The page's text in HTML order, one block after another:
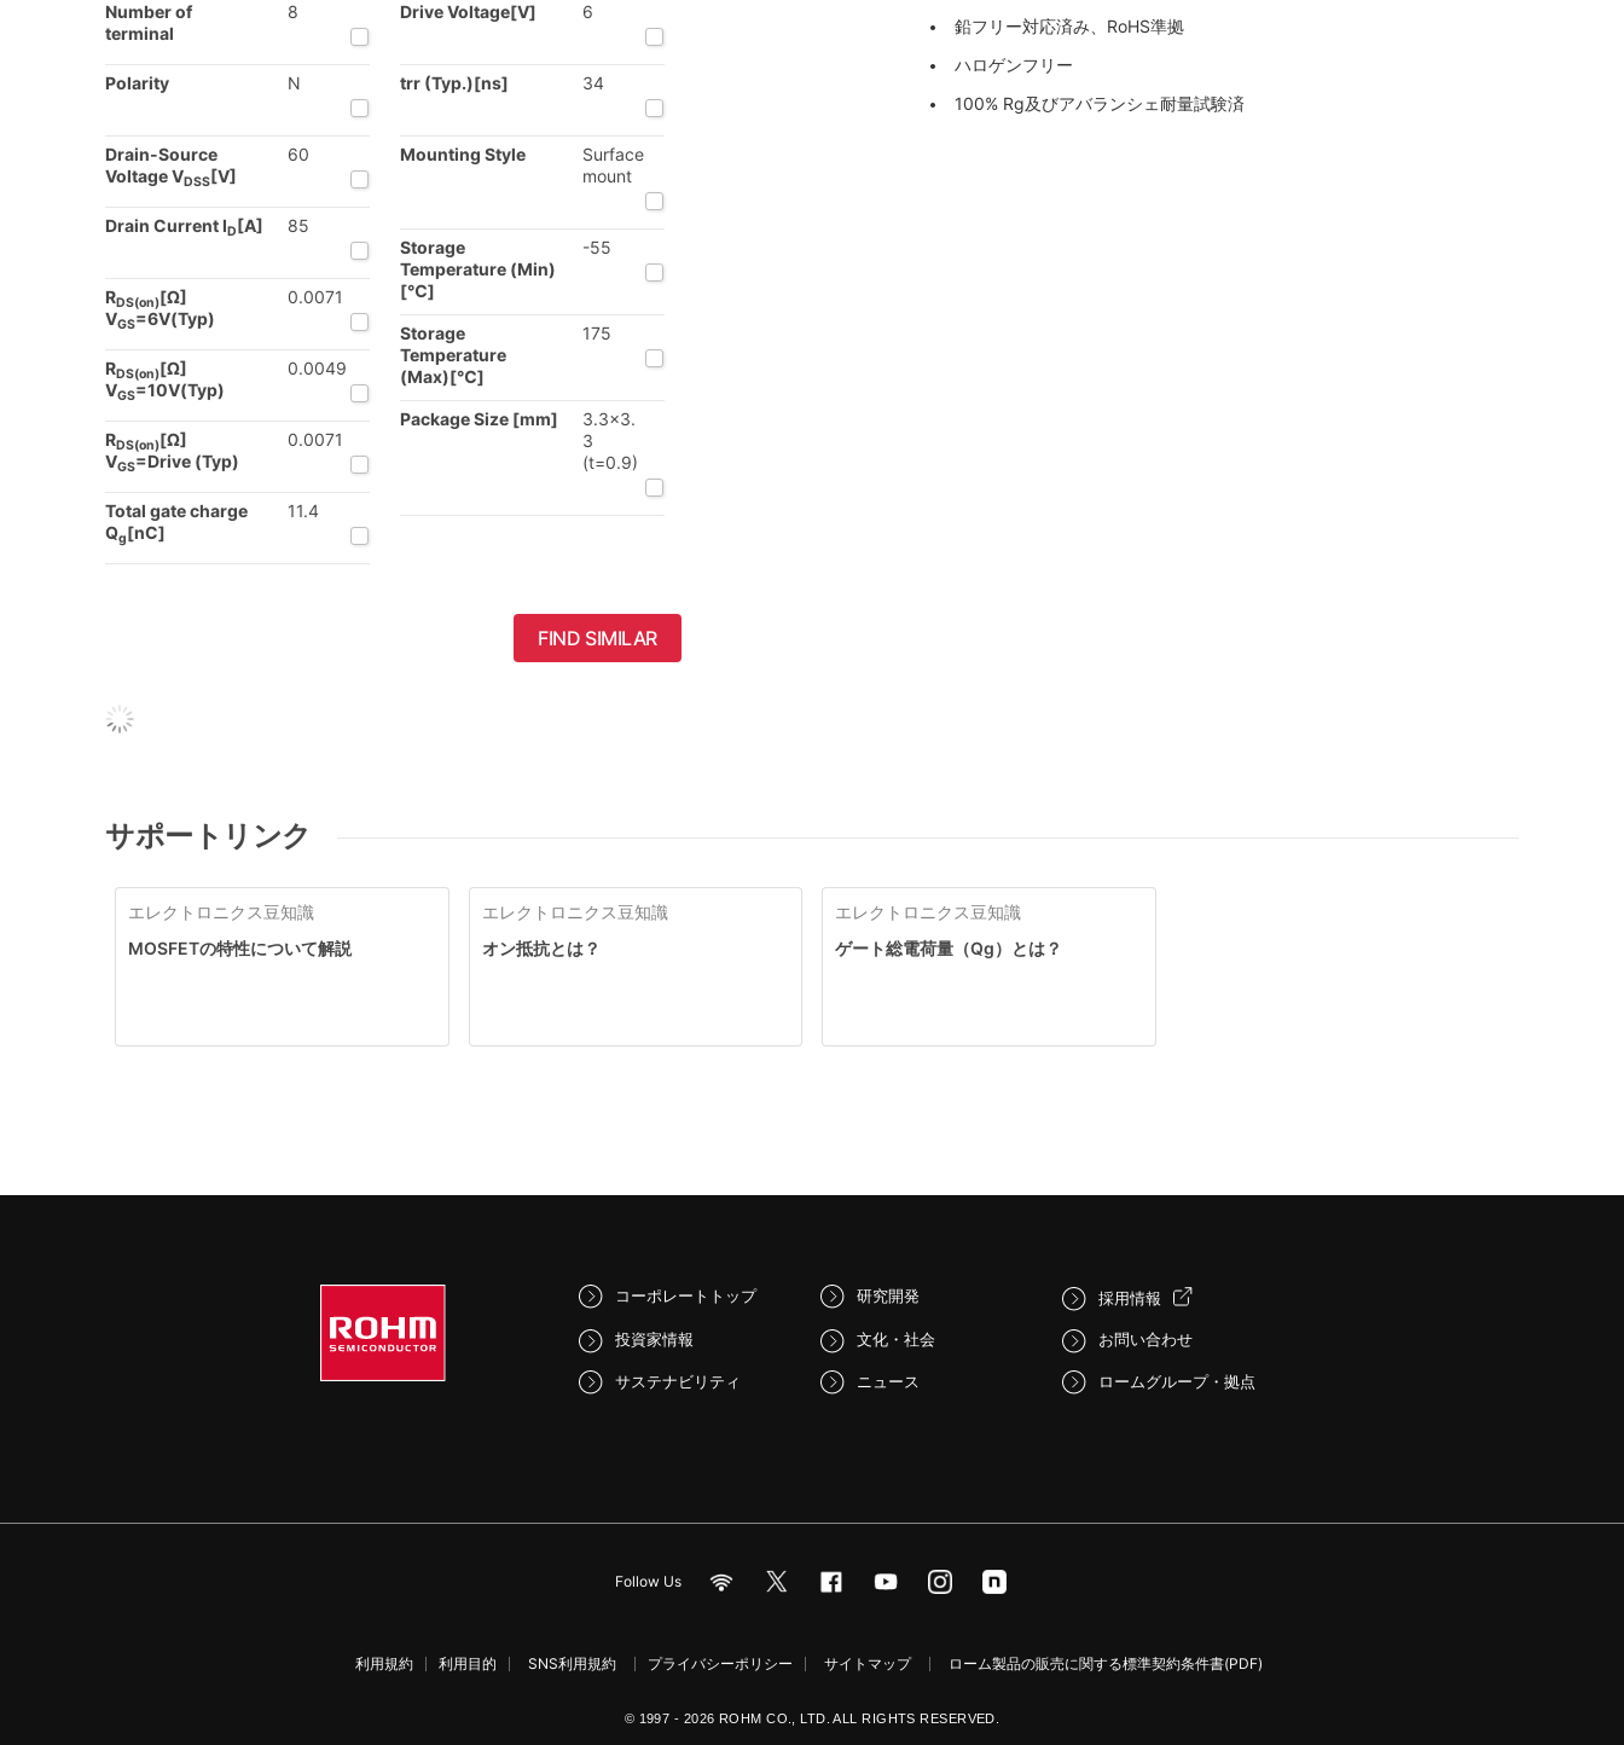
Number of
terminal
8
Polarity N
Drain-Source
Voltage VDSS[V]
60
Drain Current ID[A] 85
RDS(on)[Ω]
VGS=6V(Typ)
0.0071
RDS(on)[Ω]
VGS=10V(Typ)
0.0049
RDS(on)[Ω]
VGS=Drive (Typ)
0.0071
Total gate charge
Qg[nC]
11.4
Drive Voltage[V] 6
trr (Typ.)[ns] 34
Mounting Style
Surface
mount
Storage
Temperature (Min)
[℃]
-55
Storage
Temperature
(Max)[℃]
175
Package Size [mm]
3.3x3.
3
(t=0.9)
FIND SIMILAR
鉛フリー対応済み、RoHS準拠
ハロゲンフリー
100% Rg及びアバランシェ耐量試験済
サポートリンク
エレクトロニクス豆知識
MOSFETの特性について解説
エレクトロニクス豆知識
オン抵抗とは？
エレクトロニクス豆知識
ゲート総電荷量（Qg）とは？
コーポレートトップ
投資家情報
サステナビリティ
研究開発
文化・社会
ニュース
採用情報
お問い合わせ
ロームグループ・拠点
Follow Us
利用規約 利用目的 SNS利用規約 プライバシーポリシー サイトマップ ローム製品の販売に関する標準契約条件書(PDF)
© 1997 - 2026 ROHM CO., LTD. ALL RIGHTS RESERVED.